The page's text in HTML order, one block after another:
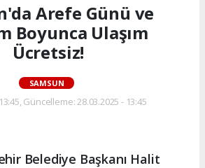
Arefe Günü ve
Boyunca Ulaşım
Ücretsiz!
SAMSUN
Güncelleme: 28.03.2025 - 13:45
Belediye Başkanı Halit